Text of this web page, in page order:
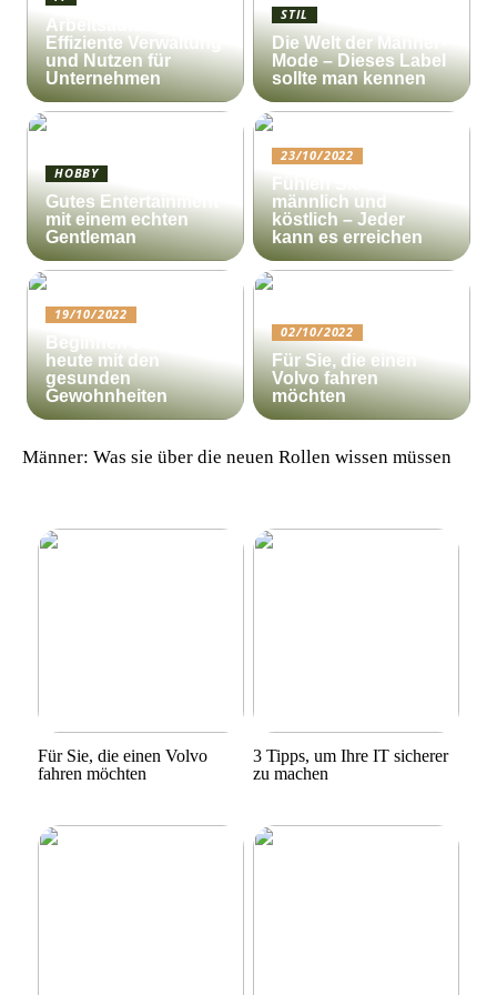
Arbeitsauftrag:
Effiziente Verwaltung
und Nutzen für
Unternehmen
STIL
Die Welt der Männer-
Mode – Dieses Label
sollte man kennen
HOBBY
Gutes Entertainment
mit einem echten
Gentleman
23/10/2022
Fühlen Sie sich
männlich und
köstlich – Jeder
kann es erreichen
19/10/2022
Beginnen Sie noch
heute mit den
gesunden
Gewohnheiten
02/10/2022
Für Sie, die einen
Volvo fahren
möchten
Männer: Was sie über die neuen Rollen wissen müssen
Für Sie, die einen Volvo
fahren möchten
3 Tipps, um Ihre IT sicherer
zu machen